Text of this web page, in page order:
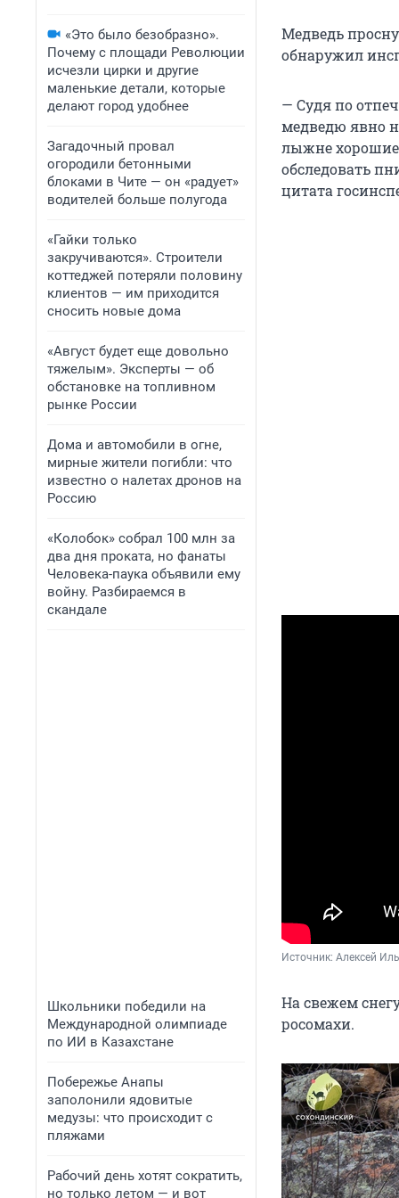
«Это было безобразно».
Почему с площади Революции
исчезли цирки и другие
маленькие детали, которые
делают город удобнее
Загадочный провал
огородили бетонными
блоками в Чите — он «радует»
водителей больше полугода
«Гайки только
закручиваются». Строители
коттеджей потеряли половину
клиентов — им приходится
сносить новые дома
«Август будет еще довольно
тяжелым». Эксперты — об
обстановке на топливном
рынке России
Дома и автомобили в огне,
мирные жители погибли: что
известно о налетах дронов на
Россию
«Колобок» собрал 100 млн за
два дня проката, но фанаты
Человека-паука объявили ему
войну. Разбираемся в
скандале
Школьники победили на
Международной олимпиаде
по ИИ в Казахстане
Побережье Анапы
заполонили ядовитые
медузы: что происходит с
пляжами
Рабочий день хотят сократить,
но только летом — и вот
Медведь
обнаружил
— Судя по
медведю явно
лыжне хорошие
обследовать
цитата
Источник: Алексей
На свежем
росомахи.